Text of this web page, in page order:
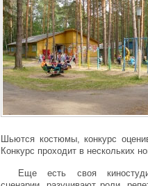
Шьются костюмы, конкурс
Конкурс проходит в нескольких
Еще есть своя